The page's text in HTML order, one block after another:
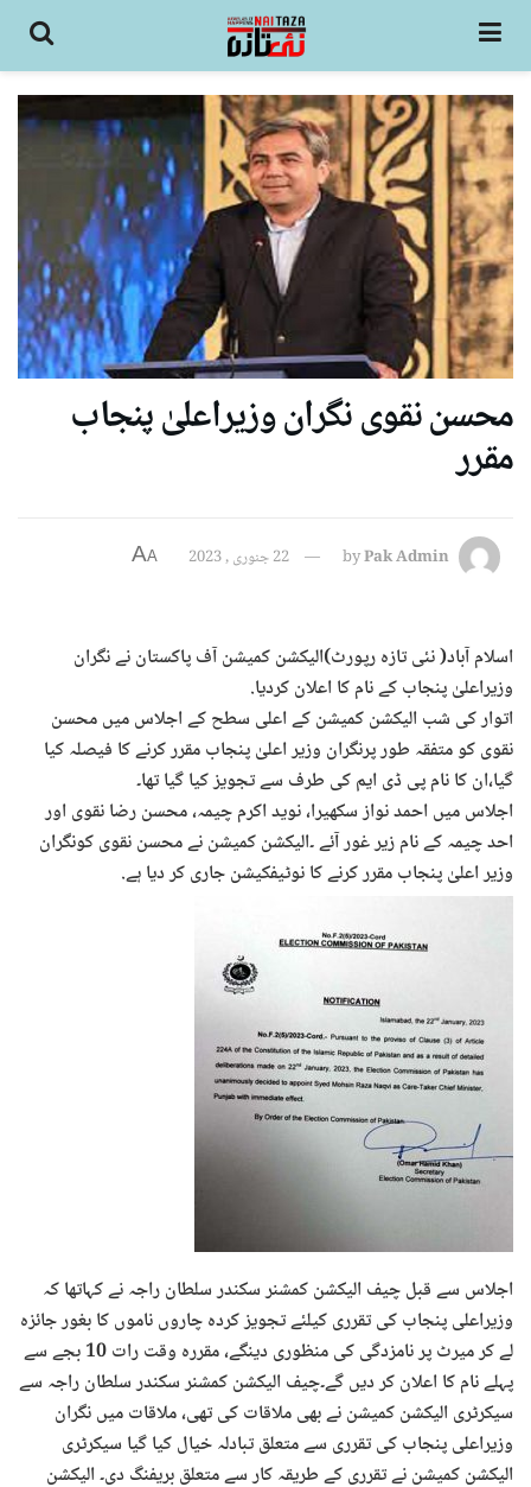
محسن نقوی نگران وزیراعلیٰ پنجاب
مقرر
byPak Admin 22 جنوری , 2023 A
A
اسلام آباد( نئی تازہ رپورٹ)الیکشن کمیشن آف پاکستان نے نگران
وزیراعلیٰ پنجاب کے نام کا اعلان کردیا.
اتوار کی شب الیکشن کمیشن کے اعلی سطح کے اجلاس میں محسن
نقوی کو متفقہ طور پرنگران وزیر اعلیٰ پنجاب مقرر کرنے کا فیصلہ کیا
گیا،ان کا نام پی ڈی ایم کی طرف سے تجویز کیا گیا تھا۔
اجلاس میں احمد نواز سکھیرا، نوید اکرم چیمہ، محسن رضا نقوی اور
احد چیمہ کے نام زیر غور آئے ۔الیکشن کمیشن نے محسن نقوی کونگران
وزیر اعلیٰ پنجاب مقرر کرنے کا نوٹیفکیشن جاری کر دیا ہے.
اجلاس سے قبل چیف الیکشن کمشنر سکندر سلطان راجہ نے کہاتھا کہ
وزیراعلی پنجاب کی تقرری کیلئے تجویز کردہ چاروں ناموں کا بغور جائزہ
لے کر میرٹ پر نامزدگی کی منظوری دینگے، مقررہ وقت رات 10 بجے سے
پہلے نام کا اعلان کر دیں گے۔چیف الیکشن کمشنر سکندر سلطان راجہ سے
سیکرٹری الیکشن کمیشن نے بھی ملاقات کی تھی، ملاقات میں نگران
وزیراعلی پنجاب کی تقرری سے متعلق تبادلہ خیال کیا گیا سیکرٹری
الیکشن کمیشن نے تقرری کے طریقہ کار سے متعلق بریفنگ دی۔ الیکشن